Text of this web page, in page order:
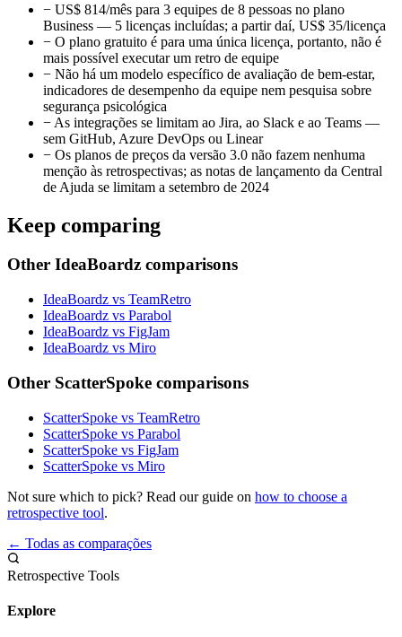
− US$ 814/mês para 3 equipes de 8 pessoas no plano
Business — 5 licenças incluídas; a partir daí, US$ 35/licença
− O plano gratuito é para uma única licença, portanto, não é
mais possível executar um retro de equipe
− Não há um modelo específico de avaliação de bem-estar,
indicadores de desempenho da equipe nem pesquisa sobre
segurança psicológica
− As integrações se limitam ao Jira, ao Slack e ao Teams —
sem GitHub, Azure DevOps ou Linear
− Os planos de preços da versão 3.0 não fazem nenhuma
menção às retrospectivas; as notas de lançamento da Central
de Ajuda se limitam a setembro de 2024
Keep comparing
Other IdeaBoardz comparisons
IdeaBoardz vs TeamRetro
IdeaBoardz vs Parabol
IdeaBoardz vs FigJam
IdeaBoardz vs Miro
Other ScatterSpoke comparisons
ScatterSpoke vs TeamRetro
ScatterSpoke vs Parabol
ScatterSpoke vs FigJam
ScatterSpoke vs Miro
Not sure which to pick? Read our guide on how to choose a
retrospective tool.
← Todas as comparações
Retrospective Tools
Explore